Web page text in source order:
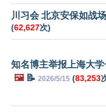
川习会 北京安保如战
(62,627次)
知名博主举报上海大
🖼️📝 2026/5/15 (83,253